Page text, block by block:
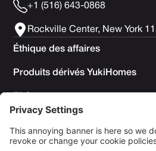
+1 (516) 643-0868
Rockville Center, New York
Éthique des affaires
Produits dérivés YukiHomes